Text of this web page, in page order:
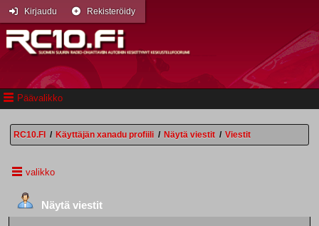
Päävalikko
Kirjaudu Rekisteröidy
RC10.FI / Käyttäjän xanadu profiili / Näytä viestit / Viestit
valikko
Näytä viestit